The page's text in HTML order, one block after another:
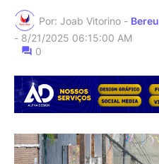
Por: Joab Vitorino -
- 8/21/2025 06:15:00 AM
0